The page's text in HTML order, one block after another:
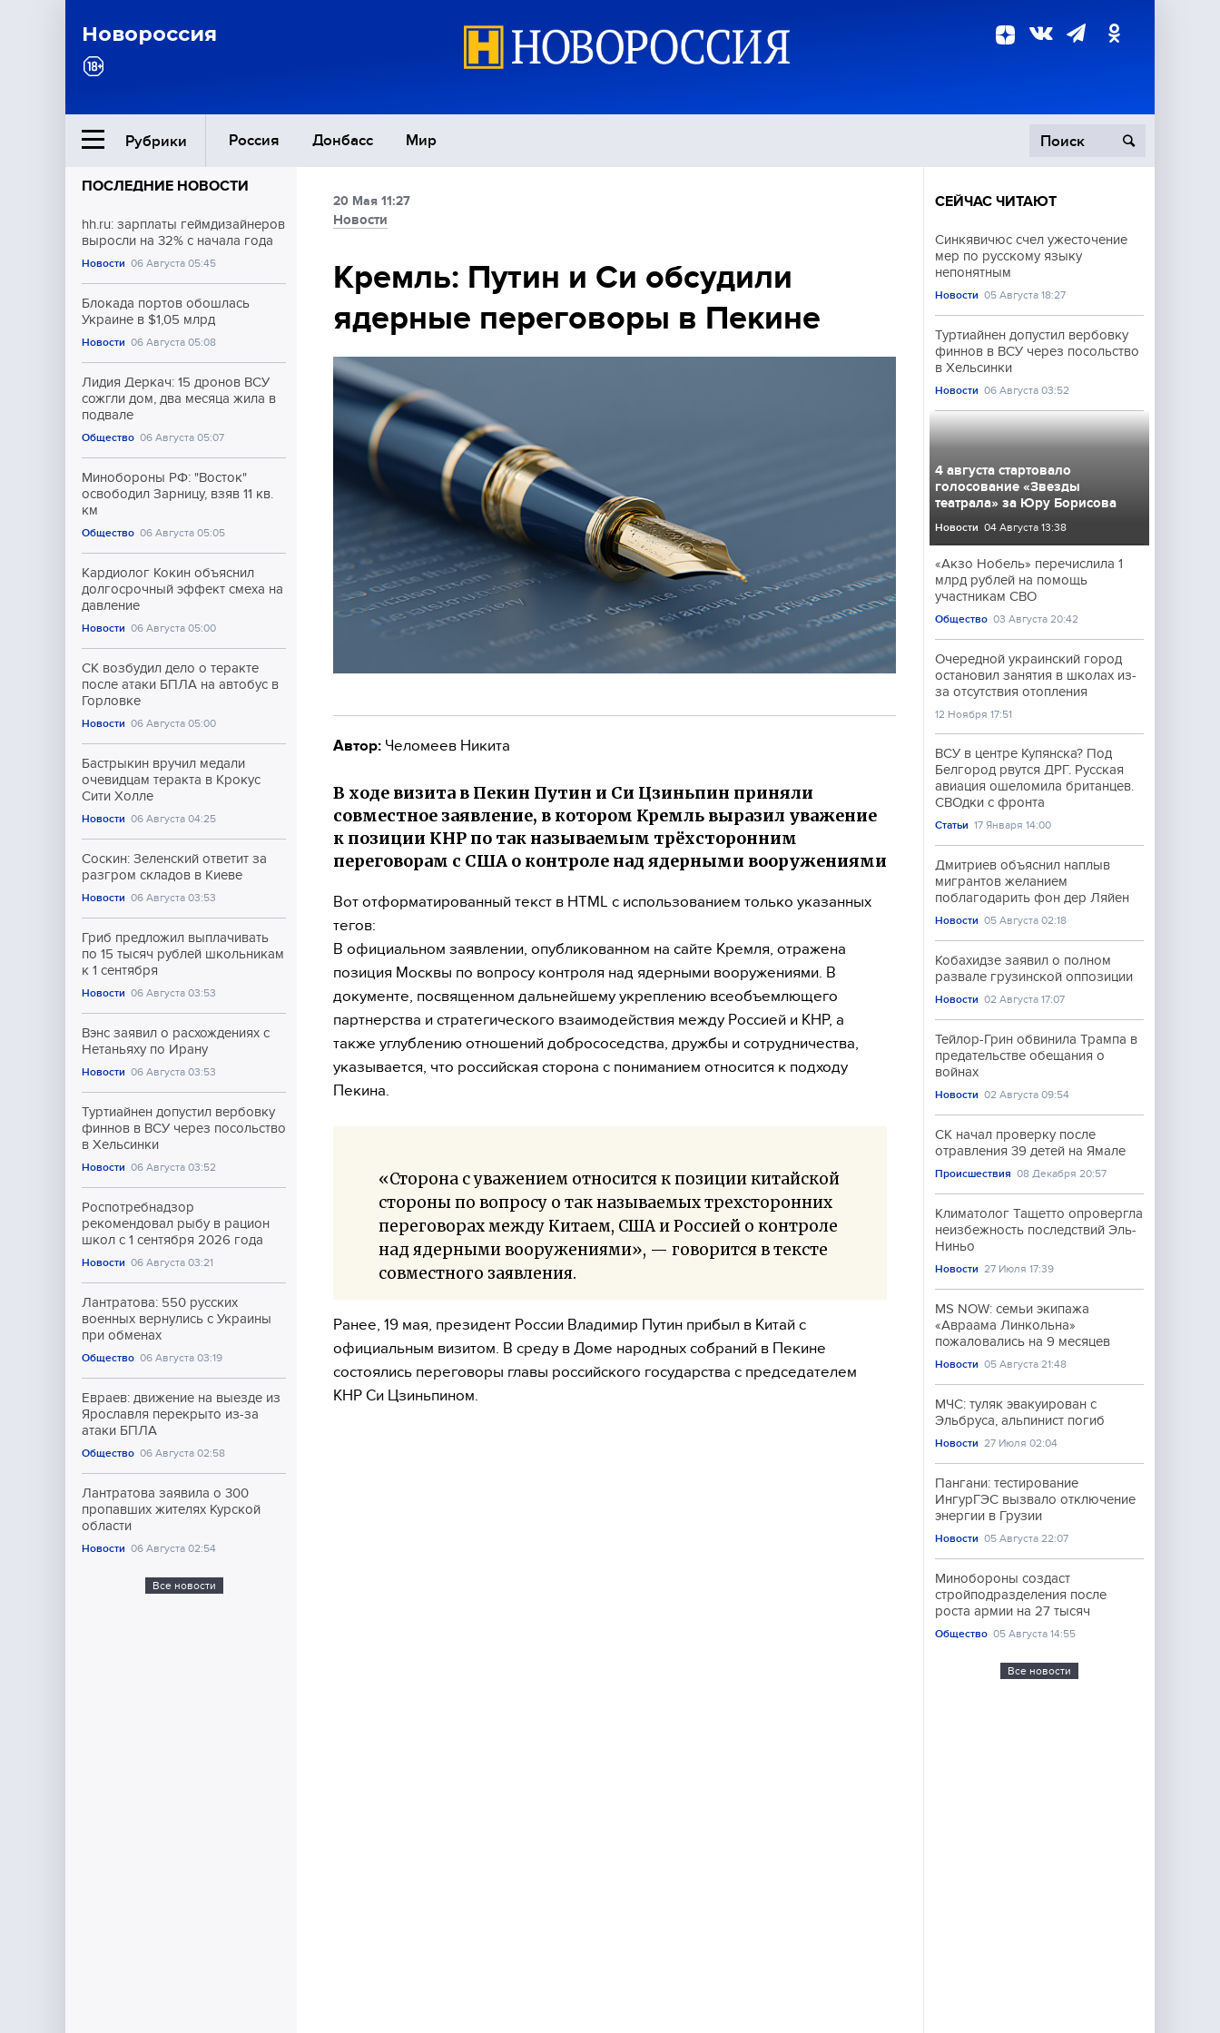
Новороссия
Рубрики Россия Донбасс Мир
Ближний Восток
Общество
Экономика
Происшествия
Культура
Спорт
ПОСЛЕДНИЕ НОВОСТИ
hh.ru: зарплаты геймдизайнеров
выросли на 32% с начала года
Новости 06 Августа 05:45
Блокада портов обошлась
Украине в $1,05 млрд
Новости 06 Августа 05:08
Лидия Деркач: 15 дронов ВСУ
сожгли дом, два месяца жила в
подвале
Общество 06 Августа 05:07
Минобороны РФ: "Восток"
освободил Зарницу, взяв 11 кв.
км
Общество 06 Августа 05:05
Кардиолог Кокин объяснил
долгосрочный эффект смеха на
давление
Новости 06 Августа 05:00
СК возбудил дело о теракте
после атаки БПЛА на автобус в
Горловке
Новости 06 Августа 05:00
Бастрыкин вручил медали
очевидцам теракта в Крокус
Сити Холле
Новости 06 Августа 04:25
Соскин: Зеленский ответит за
разгром складов в Киеве
Новости 06 Августа 03:53
Гриб предложил выплачивать
по 15 тысяч рублей школьникам
к 1 сентября
Новости 06 Августа 03:53
Вэнс заявил о расхождениях с
Нетаньяху по Ирану
Новости 06 Августа 03:53
Туртиайнен допустил вербовку
финнов в ВСУ через посольство
в Хельсинки
Новости 06 Августа 03:52
Роспотребнадзор
рекомендовал рыбу в рацион
школ с 1 сентября 2026 года
Новости 06 Августа 03:21
Лантратова: 550 русских
военных вернулись с Украины
при обменах
Общество 06 Августа 03:19
Евраев: движение на выезде из
Ярославля перекрыто из-за
атаки БПЛА
Общество 06 Августа 02:58
Лантратова заявила о 300
пропавших жителях Курской
области
Новости 06 Августа 02:54
Все новости
20 Мая 11:27
Новости
Кремль: Путин и Си обсудили
ядерные переговоры в Пекине
Автор: Челомеев Никита
В ходе визита в Пекин Путин и Си Цзиньпин приняли
совместное заявление, в котором Кремль выразил уважение
к позиции КНР по так называемым трёхсторонним
переговорам с США о контроле над ядерными вооружениями
Вот отформатированный текст в HTML с использованием только указанных
тегов:
В официальном заявлении, опубликованном на сайте Кремля, отражена
позиция Москвы по вопросу контроля над ядерными вооружениями. В
документе, посвященном дальнейшему укреплению всеобъемлющего
партнерства и стратегического взаимодействия между Россией и КНР, а
также углублению отношений добрососедства, дружбы и сотрудничества,
указывается, что российская сторона с пониманием относится к подходу
Пекина.
«Сторона с уважением относится к позиции китайской
стороны по вопросу о так называемых трехсторонних
переговорах между Китаем, США и Россией о контроле
над ядерными вооружениями», — говорится в тексте
совместного заявления.
Ранее, 19 мая, президент России Владимир Путин прибыл в Китай с
официальным визитом. В среду в Доме народных собраний в Пекине
состоялись переговоры главы российского государства с председателем
КНР Си Цзиньпином.
СЕЙЧАС ЧИТАЮТ
Синкявичюс счел ужесточение
мер по русскому языку
непонятным
Новости 05 Августа 18:27
Туртиайнен допустил вербовку
финнов в ВСУ через посольство
в Хельсинки
Новости 06 Августа 03:52
4 августа стартовало
голосование «Звезды
театрала» за Юру Борисова
Новости 04 Августа 13:38
«Акзо Нобель» перечислила 1
млрд рублей на помощь
участникам СВО
Общество 03 Августа 20:42
Очередной украинский город
остановил занятия в школах из-
за отсутствия отопления
12 Ноября 17:51
ВСУ в центре Купянска? Под
Белгород рвутся ДРГ. Русская
авиация ошеломила британцев.
СВОдки с фронта
Статьи 17 Января 14:00
Дмитриев объяснил наплыв
мигрантов желанием
поблагодарить фон дер Ляйен
Новости 05 Августа 02:18
Кобахидзе заявил о полном
развале грузинской оппозиции
Новости 02 Августа 17:07
Тейлор-Грин обвинила Трампа в
предательстве обещания о
войнах
Новости 02 Августа 09:54
СК начал проверку после
отравления 39 детей на Ямале
Происшествия 08 Декабря 20:57
Климатолог Тащетто опровергла
неизбежность последствий Эль-
Ниньо
Новости 27 Июля 17:39
MS NOW: семьи экипажа
«Авраама Линкольна»
пожаловались на 9 месяцев
Новости 05 Августа 21:48
МЧС: туляк эвакуирован с
Эльбруса, альпинист погиб
Новости 27 Июля 02:04
Пангани: тестирование
ИнгурГЭС вызвало отключение
энергии в Грузии
Новости 05 Августа 22:07
Минобороны создаст
стройподразделения после
роста армии на 27 тысяч
Общество 05 Августа 14:55
Все новости